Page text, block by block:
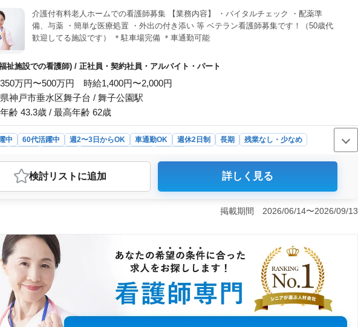
介護付有料老人ホームでの看護師募集 【業務内容】 ・バイタルチェック ・配薬準
備、与薬 ・簡単な医療処置 ・外出の付き添い 等 ベテラン看護師募集です！（50歳代
歓迎してる施設です） ＊駐車場完備 ＊車通勤可能
祉施設での看護師) / 正社員・契約社員・アルバイト・パート
万円〜500万円 時給1,400円〜2,000円
神戸市垂水区舞子台 / 舞子公園駅
齢 43.3歳 / 最高年齢 62歳
中 60代活躍中 週2〜3日からOK 車通勤OK 週休2日制 長期
残業なし・少なめ
めポイント
ン看護師募集！＞ 充実の業務内容が魅力。介護付有料老人ホームにおいて、バイタル
。経験を活かし、質の高いケアを提供できる環境です。 ＜車通勤＆充実の労働条件
感じながら、ワークライフバランスを実現。 ＜福祉施設のアットホームさ＞ 施設
ホームな雰囲気。 年齢問わずスタッフ同士が協力し合いながら、地域の福祉に貢献し
。
検討リスト に追加 詳しく見る
掲載期間 2026/06/14〜2026/09/13